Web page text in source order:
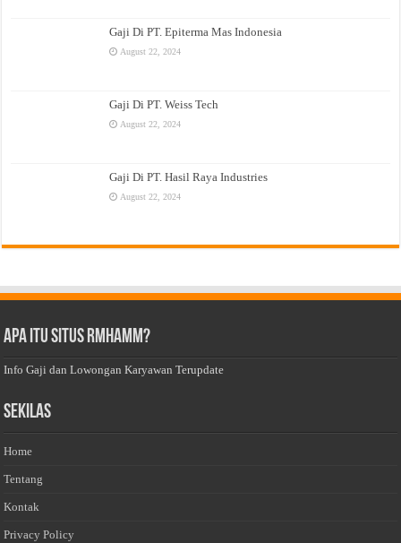
Gaji Di PT. Epiterma Mas Indonesia
August 22, 2024
Gaji Di PT. Weiss Tech
August 22, 2024
Gaji Di PT. Hasil Raya Industries
August 22, 2024
Apa Itu Situs Rmhamm?
Info Gaji dan Lowongan Karyawan Terupdate
Sekilas
Home
Tentang
Kontak
Privacy Policy